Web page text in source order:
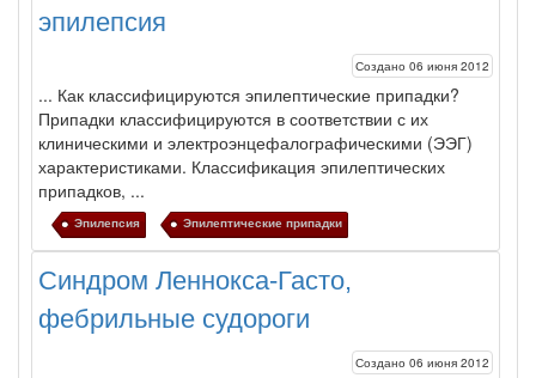
эпилепсия
Создано 06 июня 2012
... Как классифицируются эпилептические припадки?
Припадки классифицируются в соответствии с их
клиническими и электроэн­цефалографическими (ЭЭГ)
характеристиками. Классификация эпилептических
припадков, ...
Эпилепсия Эпилептические припадки
Синдром Леннокса-Гасто,
фебрильные судороги
Создано 06 июня 2012